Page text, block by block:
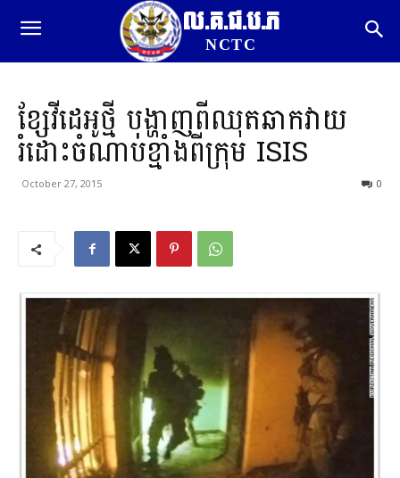
ល.គ.ជ.ប.ភ
NCTC
ខ្សែវីដេអូថ្មី បង្ហាញពីឈុតឆាកវាយ
រំដោះចំណាប់ខ្មាំងពីក្រុម​ ISIS
October 27, 2015 0